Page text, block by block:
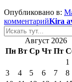
Опубликовано в:
комментарийKira
Искать:
Август 2026
Пн Вт Ср Чт Пт
1
3
4 5 6 7 8